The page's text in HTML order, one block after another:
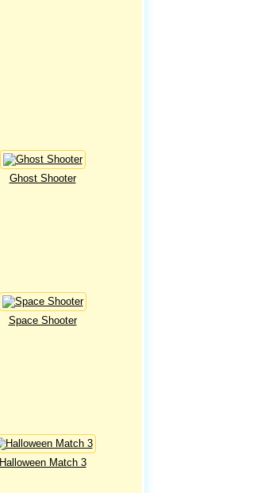
Ghost Shooter
Space Shooter
Halloween Match 3